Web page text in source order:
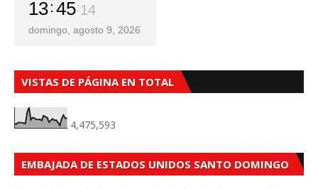
13 45 16
domingo, agosto 9, 2026
VISTAS DE PÁGINA EN TOTAL
4,475,593
EMBAJADA DE ESTADOS UNIDOS SANTO DOMINGO